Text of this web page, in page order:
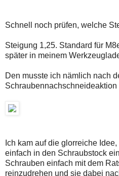
Schnell noch prüfen, welche
Steigung 1,25. Standard für
später in meinem
Den musste ich nämlich nach
Schraubennachschneideaktion
Ich kam auf die glorreiche
einfach in den Schraubstock
Schrauben einfach mit dem
reinzudrehen und sie dabei